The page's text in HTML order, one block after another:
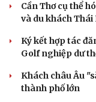
Sức khỏe
Cần Thơ cụ thể
và du khách Thái
Ký kết hợp tác
Golf nghiệp dư
Khách châu Âu
thành phố lớn